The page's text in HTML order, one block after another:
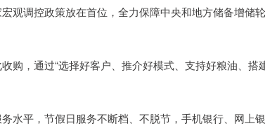
调控政策放在首位，全力保障中央和地方储备增储
，通过“选择好客户、推介好模式、支持好粮油、搭
平，节假日服务不断档、不脱节，手机银行、网上